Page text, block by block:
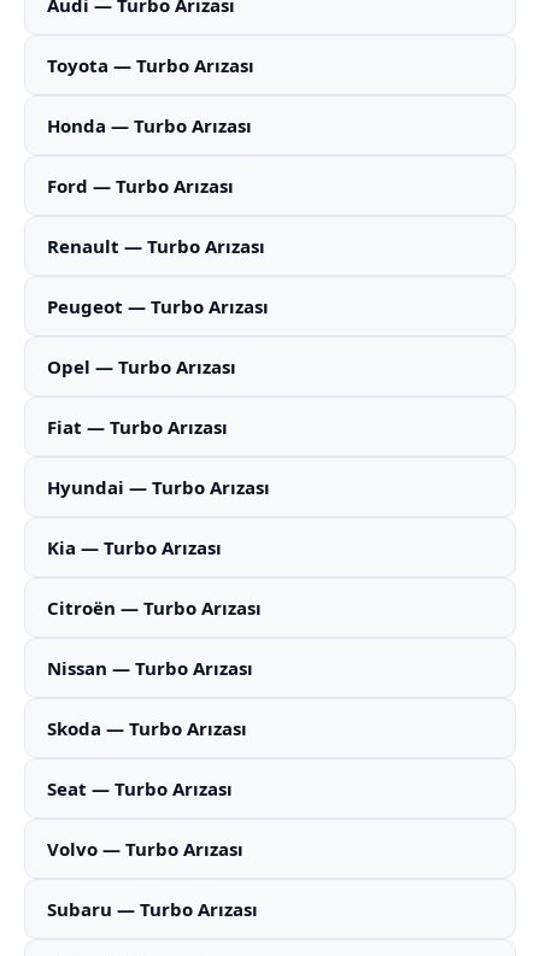
Audi — Turbo Arızası
Toyota — Turbo Arızası
Honda — Turbo Arızası
Ford — Turbo Arızası
Renault — Turbo Arızası
Peugeot — Turbo Arızası
Opel — Turbo Arızası
Fiat — Turbo Arızası
Hyundai — Turbo Arızası
Kia — Turbo Arızası
Citroën — Turbo Arızası
Nissan — Turbo Arızası
Skoda — Turbo Arızası
Seat — Turbo Arızası
Volvo — Turbo Arızası
Subaru — Turbo Arızası